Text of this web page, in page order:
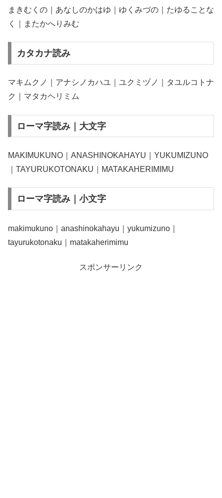
まきむくの｜あなしのかはゆ｜ゆくみづの｜たゆることな
く｜またかへりみむ
カタカナ読み
マキムクノ｜アナシノカハユ｜ユクミヅノ｜タユルコトナ
ク｜マタカヘリミム
ローマ字読み｜大文字
MAKIMUKUNO｜ANASHINOKAHAYU｜YUKUMIZUNO
｜TAYURUKOTONAKU｜MATAKAHERIMIMU
ローマ字読み｜小文字
makimukuno｜anashinokahayu｜yukumizuno｜
tayurukotonaku｜matakaherimimu
スポンサーリンク